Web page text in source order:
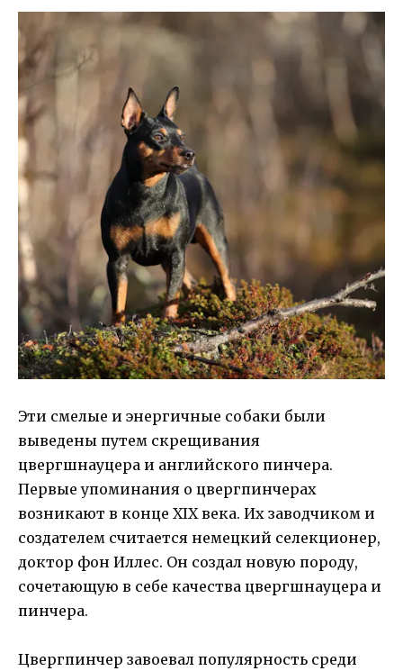
Эти смелые и энергичные собаки были
выведены путем скрещивания
цвергшнауцера и английского пинчера.
Первые упоминания о цвергпинчерах
возникают в конце XIX века. Их заводчиком и
создателем считается немецкий селекционер,
доктор фон Иллес. Он создал новую породу,
сочетающую в себе качества цвергшнауцера и
пинчера.
Цвергпинчер завоевал популярность среди